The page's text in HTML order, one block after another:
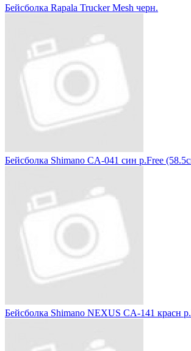
Бейсболка Rapala Trucker Mesh черн.
Бейсболка Shimano CA-041 син р.Free
Бейсболка Shimano NEXUS CA-141 красн